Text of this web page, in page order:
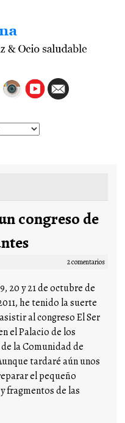
congreso de
2 comentarios
20 y 21 de octubre de
he tenido la suerte
al congreso El Ser
el Palacio de los
la Comunidad de
tardaré aún unos
el pequeño
fragmentos de las